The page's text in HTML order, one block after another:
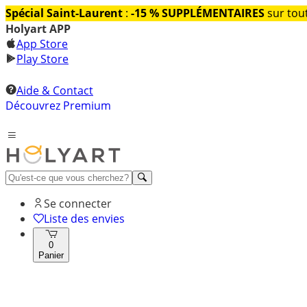
Spécial Saint-Laurent : -15 % SUPPLÉMENTAIRESsur
Holyart APP
App Store
Play Store
Aide & Contact
Découvrez Premium
Se connecter
Liste des envies
0
Panier